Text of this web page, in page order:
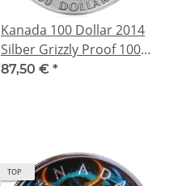
Kanada 100 Dollar 2014
Silber Grizzly Proof 100
CAD
87,50 € *
TOP